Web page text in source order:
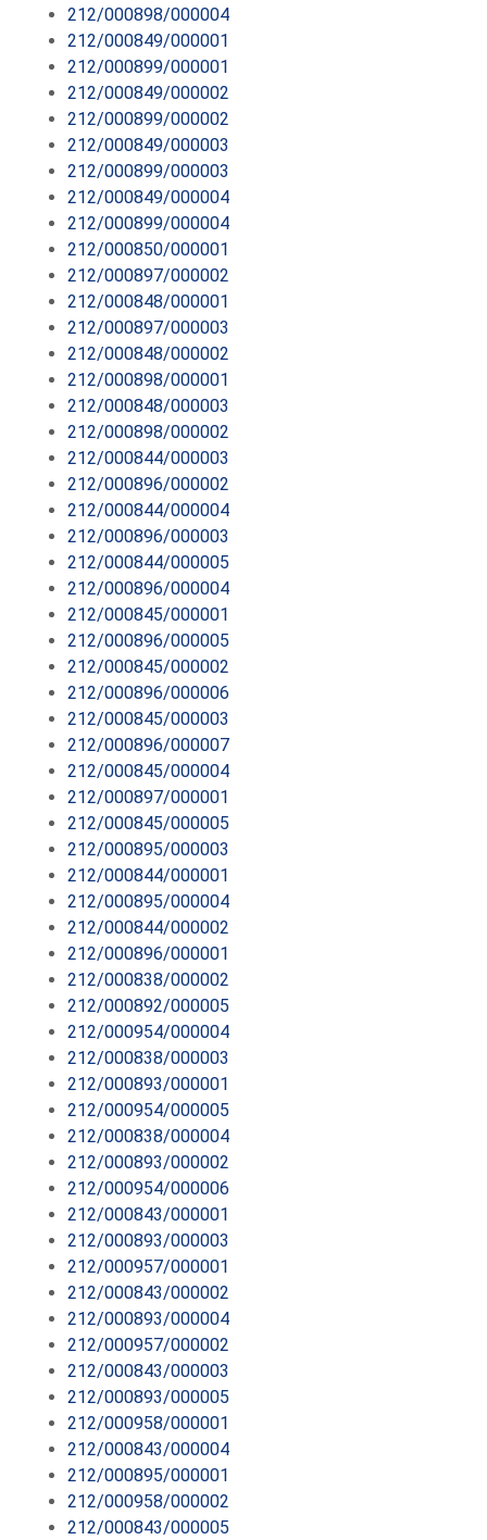
212/000898/000004
212/000849/000001
212/000899/000001
212/000849/000002
212/000899/000002
212/000849/000003
212/000899/000003
212/000849/000004
212/000899/000004
212/000850/000001
212/000897/000002
212/000848/000001
212/000897/000003
212/000848/000002
212/000898/000001
212/000848/000003
212/000898/000002
212/000844/000003
212/000896/000002
212/000844/000004
212/000896/000003
212/000844/000005
212/000896/000004
212/000845/000001
212/000896/000005
212/000845/000002
212/000896/000006
212/000845/000003
212/000896/000007
212/000845/000004
212/000897/000001
212/000845/000005
212/000895/000003
212/000844/000001
212/000895/000004
212/000844/000002
212/000896/000001
212/000838/000002
212/000892/000005
212/000954/000004
212/000838/000003
212/000893/000001
212/000954/000005
212/000838/000004
212/000893/000002
212/000954/000006
212/000843/000001
212/000893/000003
212/000957/000001
212/000843/000002
212/000893/000004
212/000957/000002
212/000843/000003
212/000893/000005
212/000958/000001
212/000843/000004
212/000895/000001
212/000958/000002
212/000843/000005